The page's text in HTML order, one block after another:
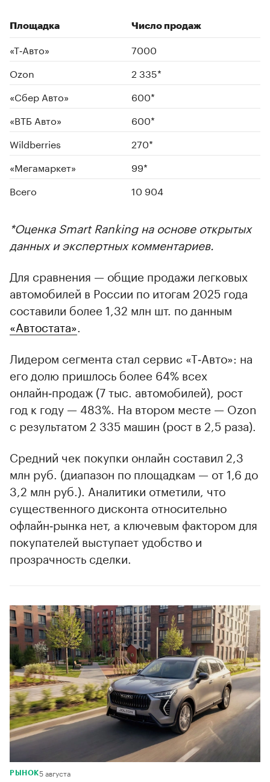
00:00 / 00:00
Площадка Число продаж
«Т‑Авто»
7000
Ozon
2 335*
«Сбер Авто»
600*
«ВТБ Авто»
600*
Wildberries
270*
«Мегамаркет»
99*
Всего
10 904
*Оценка Smart Ranking на основе открытых
данных и экспертных комментариев.
Для сравнения — общие продажи легковых
автомобилей в России по итогам 2025 года
составили более 1,32 млн шт. по данным
«Автостата».
Лидером сегмента стал сервис «Т‑Авто»: на
его долю пришлось более 64% всех
онлайн‑продаж (7 тыс. автомобилей), рост
год к году — 483%. На втором месте — Ozon
с результатом 2 335 машин (рост в 2,5 раза).
Средний чек покупки онлайн составил 2,3
млн руб. (диапазон по площадкам — от 1,6 до
3,2 млн руб.). Аналитики отметили, что
существенного дисконта относительно
офлайн‑рынка нет, а ключевым фактором для
покупателей выступает удобство и
прозрачность сделки.
РЫНОК5 августа